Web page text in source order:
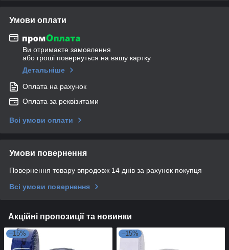
Умови оплати
Ви отримаєте замовлення
або гроші повернуться на вашу картку
Детальніше
Оплата на рахунок
Оплата за реквізитами
Всі умови оплати
Умови повернення
Повернення товару впродовж 14 днів за рахунок покупця
Всі умови повернення
Акційні пропозиції та новинки
–15% –15%